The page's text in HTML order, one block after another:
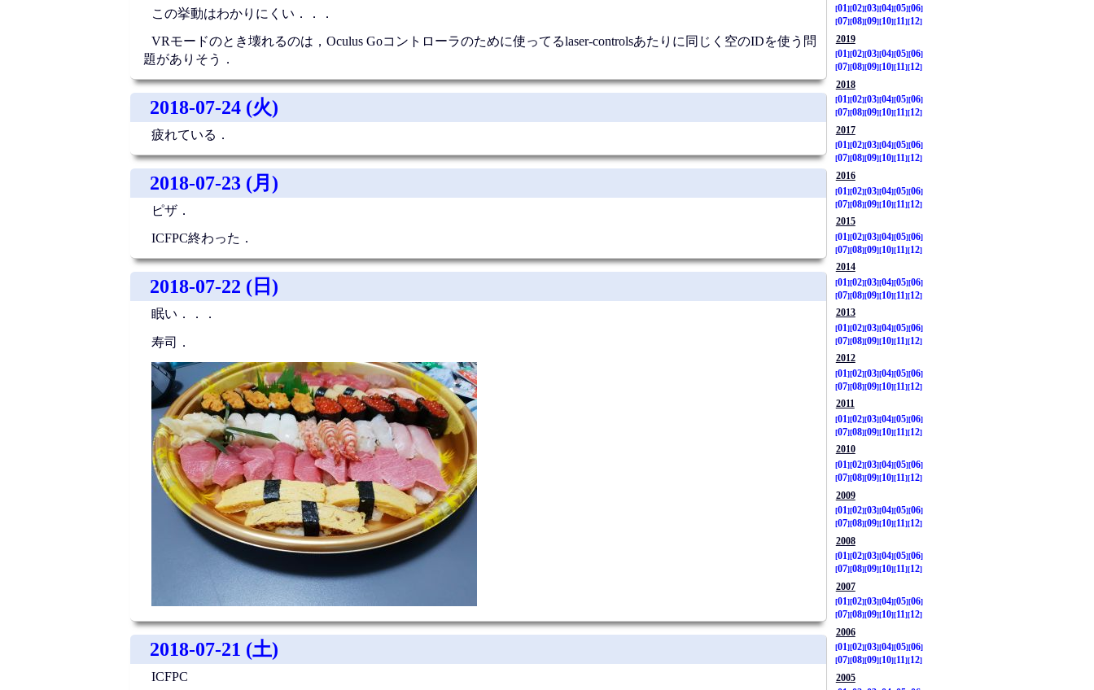
この挙動はわかりにくい．．．
VRモードのとき壊れるのは，Oculus Goコントローラのために使ってるlaser-controlsあたりに同じく空のIDを使う問
題がありそう．
2018-07-24 (火)
疲れている．
2018-07-23 (月)
ピザ．
ICFPC終わった．
2018-07-22 (日)
眠い．．．
寿司．
2018-07-21 (土)
ICFPC
01
02 03 04 05 06
07 08 09 10 11
12
2019
01
02 03 04 05 06
07 08 09 10 11
12
2018
01 02 03 04 05 06
07 08 09 10 11 12
2017
01 02 03 04 05 06
07 08 09 10 11 12
2016
01
02 03 04 05 06
07 08 09 10 11
12
2015
01
02 03 04 05 06
07 08 09 10 11
12
2014
01
02 03 04 05 06
07 08 09 10 11
12
2013
01
02 03 04 05 06
07 08 09 10 11
12
2012
01
02 03 04 05 06
07 08 09 10 11
12
2011
01
02 03 04 05 06
07 08 09 10 11
12
2010
01
02 03 04 05 06
07 08 09 10 11
12
2009
01
02 03 04 05 06
07 08 09 10 11
12
2008
01
02 03 04 05 06
07 08 09 10 11
12
2007
01
02 03 04 05 06
07 08 09 10 11
12
2006
01
02 03 04 05 06
07 08 09 10 11
12
2005